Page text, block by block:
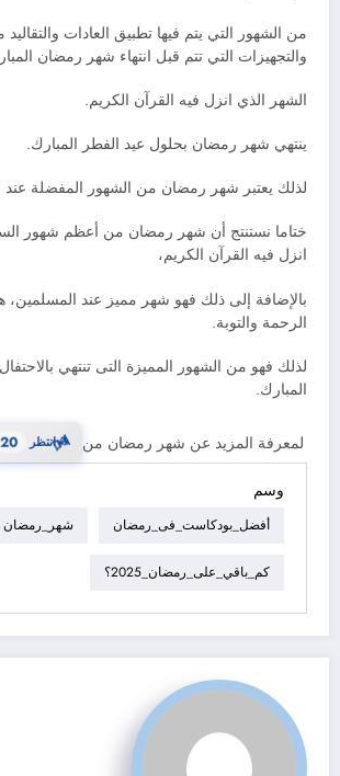
من الشهور التي يتم فيها تطبيق العادات والتقاليد
والتجهيزات التي تتم قبل انتهاء شهر رمضان
الشهر الذي انزل فيه القرآن الكريم.
ينتهي شهر رمضان بحلول عيد الفطر المبارك.
لذلك يعتبر شهر رمضان من الشهور المفضلة عند
ختاما نستنتج أن شهر رمضان من أعظم شهور
انزل فيه القرآن الكريم،
بالإضافة إلى ذلك فهو شهر مميز عند المسلمين،
الرحمة والتوبة.
لذلك فهو من الشهور المميزة التى تنتهي
المبارك.
لمعرفة المزيد عن شهر رمضان من ⏳انتظر 19
وسم
أفضل_بودكاست_فى_رمضان شهر_رمضان
كم_باقي_على_رمضان_2025؟